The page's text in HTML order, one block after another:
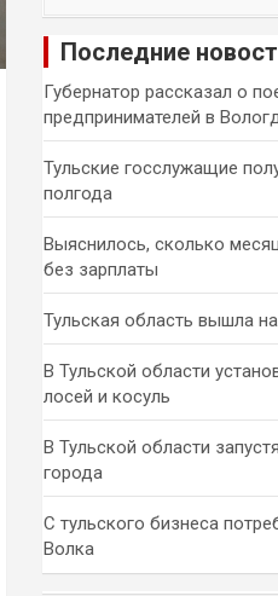
и
Последние
Губернатор рассказал о
предпринимателей в
Тульские госслужащие
полгода
Выяснилось, сколько
без зарплаты
Тульская область вышла
В Тульской области
лосей и косуль
В Тульской области
города
С тульского бизнеса
Волка